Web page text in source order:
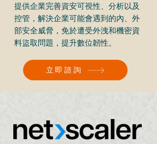
提供企業完善資安可視性、分析以及
控管，解決企業可能會遇到的內、外
部安全威脅，免於遭受外洩和機密資
料盜取問題，提升數位韌性。
立即諮詢